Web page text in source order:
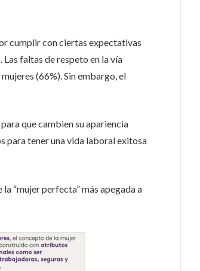
cumplir con ciertas expectativas
Las faltas de respeto en la vía
(66%). Sin embargo, el
que cambien su apariencia
para tener una vida laboral exitosa
“mujer perfecta” más apegada a